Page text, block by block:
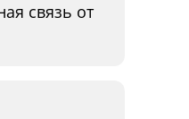
связь от